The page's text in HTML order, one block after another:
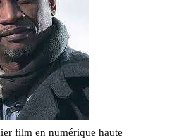
film en numérique haute